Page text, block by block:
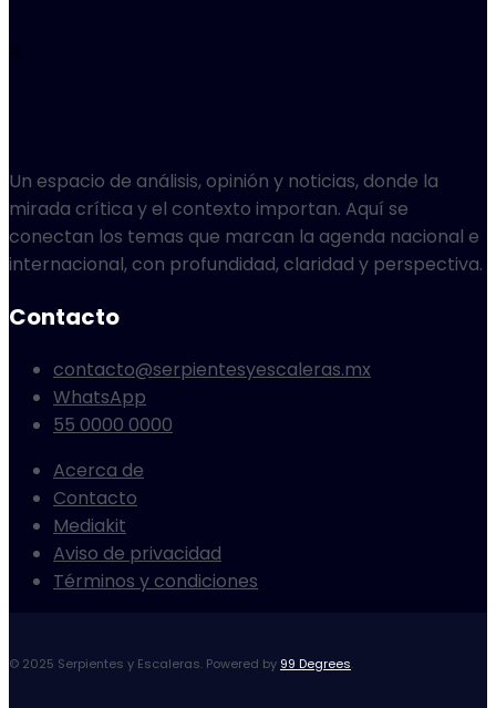
Un espacio de análisis, opinión y noticias, donde la
mirada crítica y el contexto importan. Aquí se
conectan los temas que marcan la agenda nacional e
internacional, con profundidad, claridad y perspectiva.
Contacto
contacto@serpientesyescaleras.mx
WhatsApp
55 0000 0000
Acerca de
Contacto
Mediakit
Aviso de privacidad
Términos y condiciones
© 2025 Serpientes y Escaleras. Powered by 99 Degrees.